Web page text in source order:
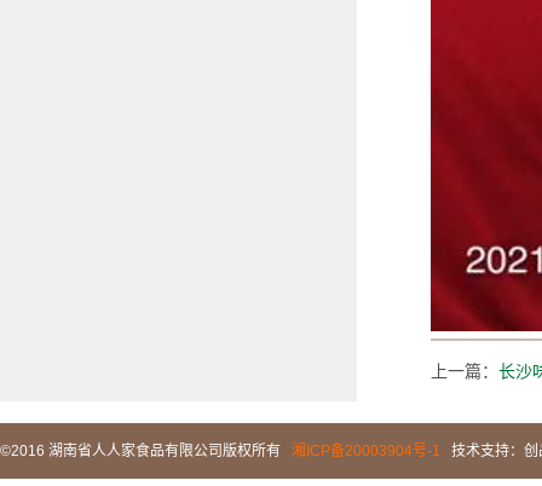
上一篇：长沙
©2016 湖南省人人家食品有限公司版权所有 湘ICP备20003904号-1 技术支持： 创